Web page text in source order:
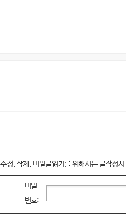
수정, 삭제, 비밀글읽기를 위해서는 글작성
비밀
번호: